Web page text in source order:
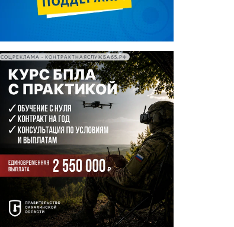
СОЦРЕКЛАМА • КОНТРАКТНАЯСЛУЖБА65.РФ